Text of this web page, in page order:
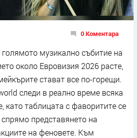
0 Коментара
музикално събитие на
около Евровизия 2026 расте,
стават все по-горещи.
следи в реално време всяка
като таблицата с фаворитите се
представянето на
на феновете. Към